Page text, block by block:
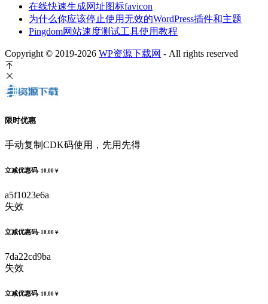
在线快速生成网址图标favicon
为什么你应该停止使用无效的WordPress插件和主题
Pingdom网站速度测试工具使用教程
Copyright © 2019-2026 WP资源下载网 - All rights reserved
限时优惠
手动复制CDK码使用，先用先得
立减优惠码- 10.00￥
a5f1023e6a
失效
立减优惠码- 10.00￥
7da22cd9ba
失效
立减优惠码- 10.00￥